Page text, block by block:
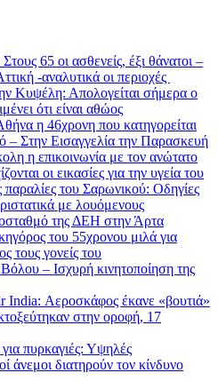
65 οι ασθενείς, έξι θάνατοι –
-αναλυτικά οι περιοχές
Κυψέλη: Απολογείται σήμερα ο
ότι είναι αθώος
η 46χρονη που κατηγορείται
– Στην Εισαγγελία την Παρασκευή
η επικοινωνία με τον ανώτατο
οι εικασίες για την υγεία του
του Σαρωνικού: Οδηγίες
με λουόμενους
της ΔΕΗ στην Άρτα
του 55χρονου μιλά για
τους γονείς του
– Ισχυρή κινητοποίηση της
India: Αεροσκάφος έκανε «βουτιά»
στην οροφή, 17
πυρκαγιές: Υψηλές
άνεμοι διατηρούν τον κίνδυνο